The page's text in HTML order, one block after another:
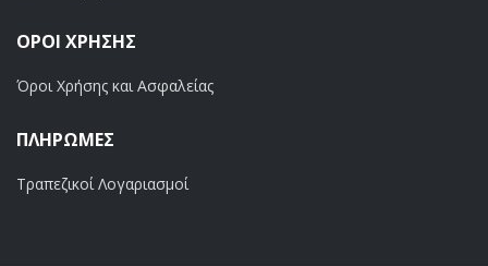
ΟΡΟΙ ΧΡΗΣΗΣ
Όροι Χρήσης και Ασφαλείας
ΠΛΗΡΩΜΕΣ
Τραπεζικοί Λογαριασμοί